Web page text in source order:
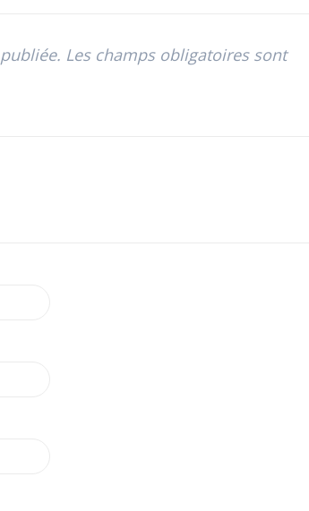
Les champs obligatoires sont